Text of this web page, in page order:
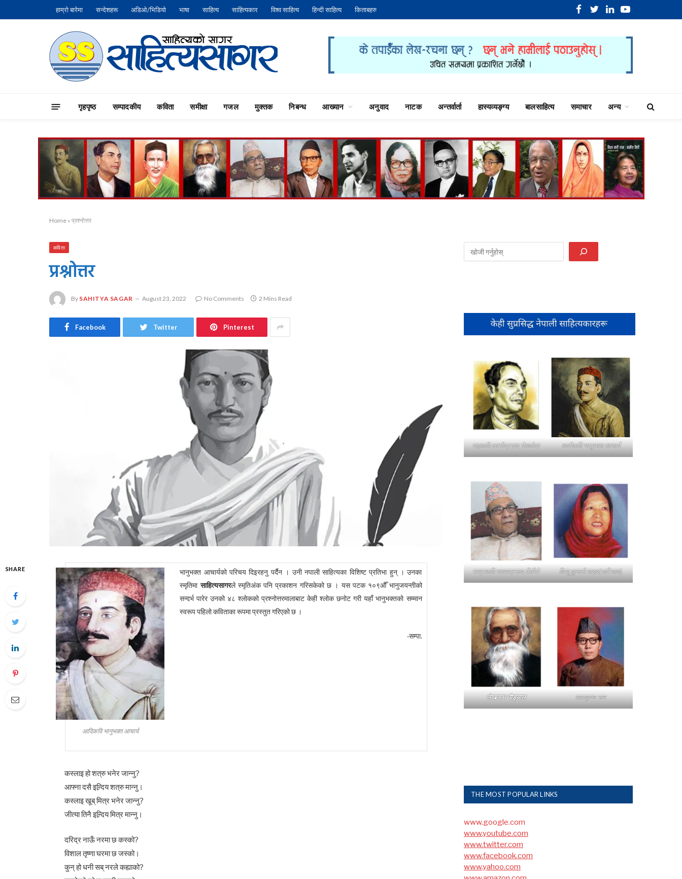
हाम्रो बारेमा सन्देशहरू अडिओ/भिडियो भाषा साहित्य साहित्यकार विश्व साहित्य हिन्दी साहित्य किताबहरु
Facebook
TwitterLinkedInYouTube
गृहपृष्‍ठ सम्पादकीय कविता समीक्षा गजल मुक्तक निबन्ध आख्यान अनुवाद नाटक अन्तर्वार्ता हास्यव्यङ्ग्य बालसाहित्य समाचार अन्य
Home » प्रश्नोत्तर
कविता
प्रश्नोत्तर
By SAHITYA SAGAR August 23, 2022 No Comments 2 Mins Read
Facebook Twitter Pinterest
SHARE
आदिकवि भानुभक्त आचार्य
भानुभक्त आचार्यको परिचय दिइरहनु पर्दैन । उनी नपाली साहित्यका विशिष्ट प्रतिभा हुन् । उनका
स्मृतिमासाहित्यसागरले स्मृतिअंक पनि प्रकाशन गरिसकेको छ । यस पटक १०९औँ भानुजयन्तीको
सन्दर्भ पारेर उनको ४८ श्लोकको प्रश्नोत्तरमालाबाट केही श्लोक छनोट गरी यहाँ भानुभक्तको सम्मान
स्वरूप पहिलो कविताका रूपमा प्रस्तुत गरिएको छ ।
-सम्पा.
कस्लाइ हो शत्रु भनेर जान्नु?
आफ्ना दसै इन्र्दिय शत्रु मान्नु।
कस्लाइ खूब् मित्र भनेर जान्नु?
जीत्या तिनै इन्र्दिय मित्र मान्नु।
दरिद्र नाऊँ नरमा छ कस्को?
विशाल तृष्णा घरमा छ जस्को।
कुन् हो धनी सब् नरले कह्याको?
महाकवि लक्ष्मीप्रसाद देवकोटा आदीकवि भानुभक्त आचार्य
राष्ट्रकवि माधवप्रसाद घिमिरे विष्णु कुमारी वाइबा(पारिजात)
लेखनाथ पौड्याल बालकृष्ण-सम
THE MOST POPULAR LINKS
www.google.com
www.youtube.com
www.twitter.com
www.facebook.com
www.yahoo.com